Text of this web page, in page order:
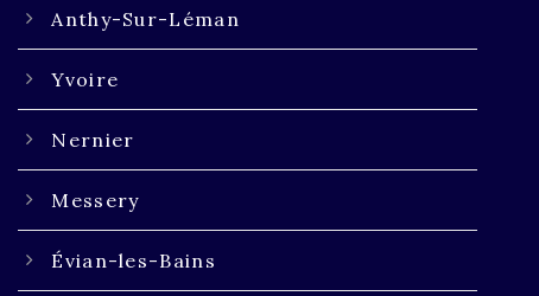
Anthy-Sur-Léman
Yvoire
Nernier
Messery
Évian-les-Bains